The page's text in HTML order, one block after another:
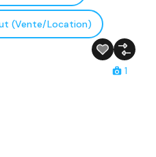
(Vente/Location)
1